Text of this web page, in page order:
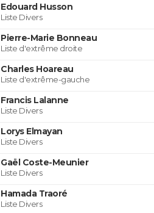
Edouard Husson
Liste Divers
Pierre-Marie Bonneau
Liste d'extrême droite
Charles Hoareau
Liste d'extrême-gauche
Francis Lalanne
Liste Divers
Lorys Elmayan
Liste Divers
Gaël Coste-Meunier
Liste Divers
Hamada Traoré
Liste Divers